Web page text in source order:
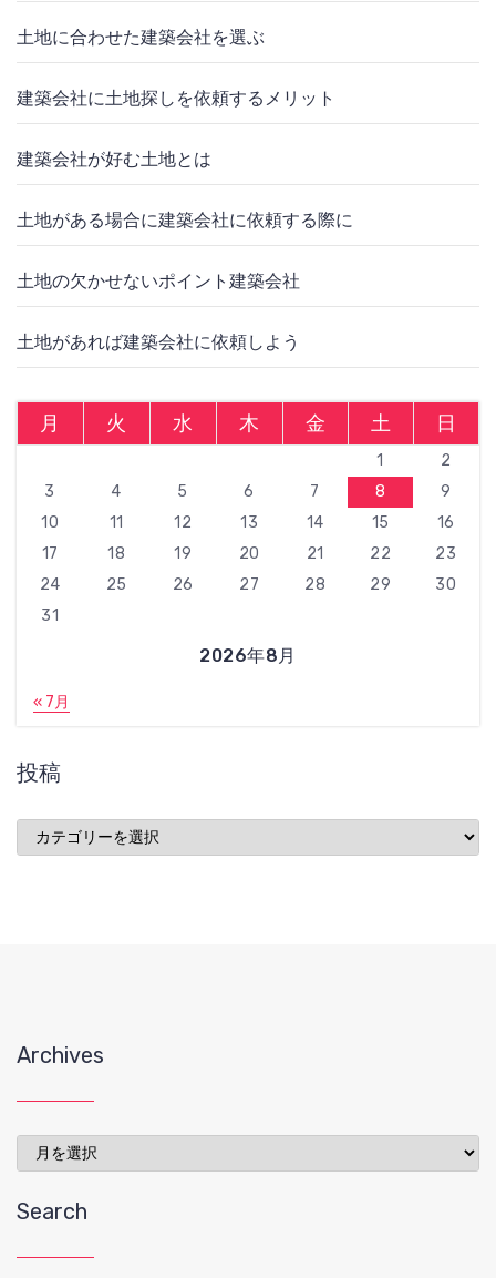
土地に合わせた建築会社を選ぶ
建築会社に土地探しを依頼するメリット
建築会社が好む土地とは
土地がある場合に建築会社に依頼する際に
土地の欠かせないポイント建築会社
土地があれば建築会社に依頼しよう
2026年8月
月 火 水 木 金 土 日
1
2
3
4 5 6 7 8
9
10
11 12 13 14 15
16
17
18 19 20 21 22
23
24
25 26 27 28 29
30
31
« 7月
投稿
稿
Archives
Archives
Search